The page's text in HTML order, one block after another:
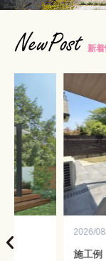
NewPost 新
2026/
施工例